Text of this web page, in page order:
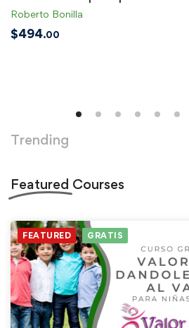
Roberto Bonilla
$494.00
Trending
Featured Courses
FEATURED GRATIS